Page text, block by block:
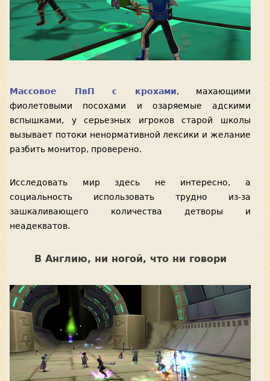
Массовое ПвП с крохами, махающими
фиолетовыми посохами и озаряемые адскими
вспышками, у серьезных игроков старой школы
вызывает потоки ненормативной лексики и желание
разбить монитор, проверено.
Исследовать мир здесь не интересно, а
социальность использовать трудно из-за
зашкаливающего количества детворы и
неадекватов.
В Англию, ни ногой, что ни говори